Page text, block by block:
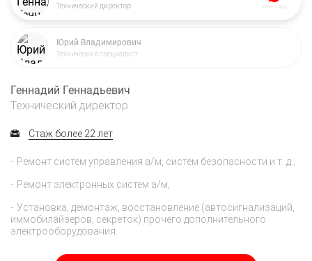
Технический директор WhatsApp
Юрий Владимирович
Технический специалист
Геннадий Геннадьевич
Технический директор
Стаж более 22 лет
Ремонт систем управления а/м, систем безопасности и т. д.;
Ремонт электронных систем а/м;
Установка, демонтаж, восстановление (автосигнализаций,
иммобилайзеров, секреток) прочего дополнительного
электрооборудования.